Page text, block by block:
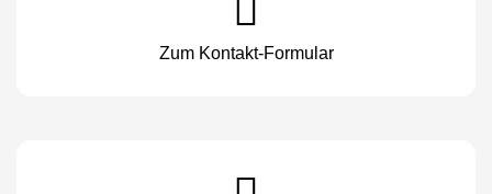
Zum Kontakt-Formular